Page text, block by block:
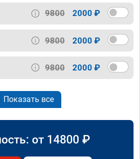
9800 2000 ₽
9800 2000 ₽
9800 2000 ₽
Показать все
от 14800 ₽